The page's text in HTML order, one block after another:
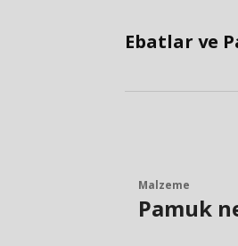
Ebatlar ve
Malzeme
Pamuk